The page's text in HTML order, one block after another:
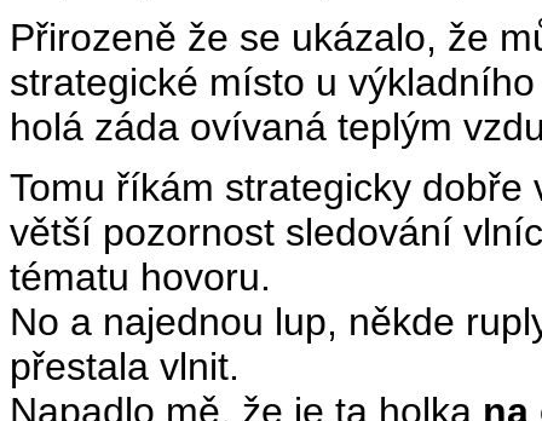
Přirozeně že se ukázalo, že
strategické místo u
holá záda ovívaná teplým
Tomu říkám strategicky
větší pozornost sledování
tématu hovoru.
No a najednou lup, někde
přestala vlnit.
Napadlo mě, že je ta holka na